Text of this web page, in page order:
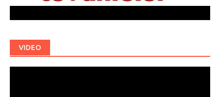
VIDEO